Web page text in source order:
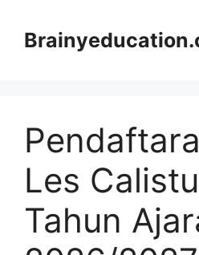
content
Les
Tahun